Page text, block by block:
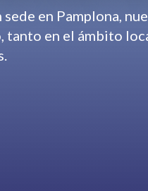
en Pamplona,
en el ámbito